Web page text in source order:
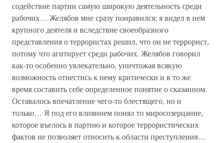
содействие партии самую широкую деятельность среди
рабочих… Желябов мне сразу понравился; я видел в нем
крупного деятеля и вследствие своеобразного
представления о террористах решил, что он не террорист,
потому что агитирует среди рабочих. Желябов говорил
как-то особенно увлекательно, уничтожая всякую
возможность отнестись к нему критически и в то же
время составить себе определенное понятие о сказанном.
Оставалось впечатление чего-то блестящего, но и
только… Я под его влиянием понял то миросозерцание,
которое въелось в партию и которое террористических
фактов не позволяет относить к области преступления…